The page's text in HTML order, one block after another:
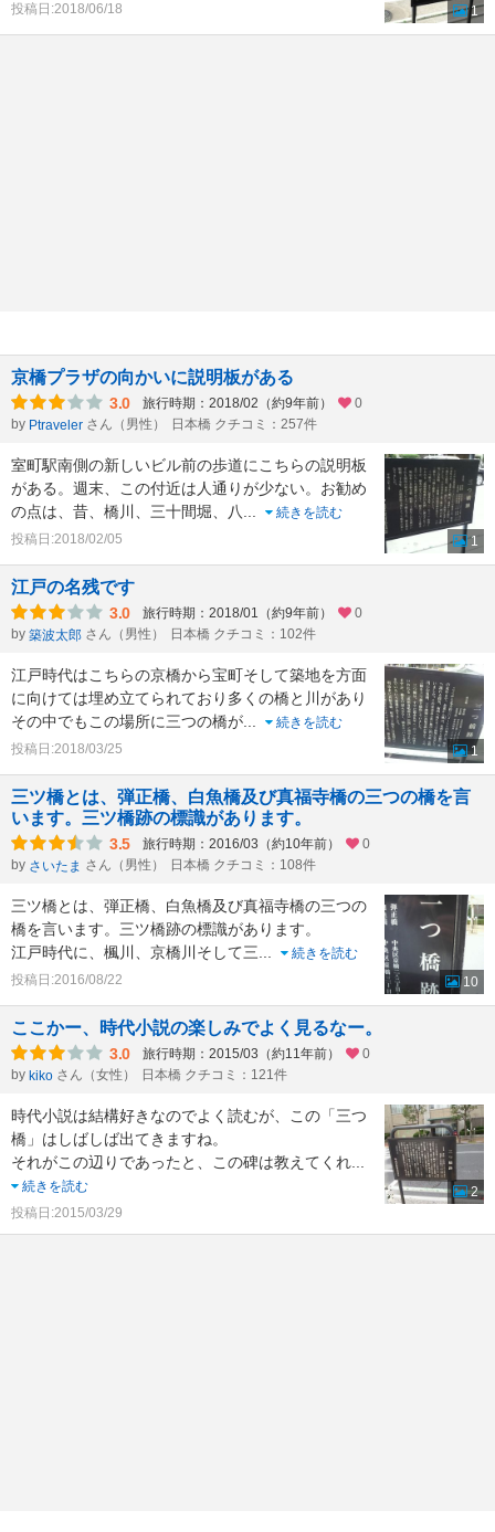
投稿日:2018/06/18
1
京橋プラザの向かいに説明板がある
3.0 旅行時期：2018/02（約9年前）
0
by Ptraveler さん（男性） 日本橋 クチコミ：257件
室町駅南側の新しいビル前の歩道にこちらの説明板
がある。週末、この付近は人通りが少ない。お勧め
の点は、昔、橋川、三十間堀、八...
続きを読む
投稿日:2018/02/05
1
江戸の名残です
3.0 旅行時期：2018/01（約9年前）
0
by 築波太郎 さん（男性） 日本橋 クチコミ：102件
江戸時代はこちらの京橋から宝町そして築地を方面
に向けては埋め立てられており多くの橋と川があり
その中でもこの場所に三つの橋が...
続きを読む
投稿日:2018/03/25
1
三ツ橋とは、弾正橋、白魚橋及び真福寺橋の三つの橋を言
います。三ツ橋跡の標識があります。
3.5 旅行時期：2016/03（約10年前）
0
by さいたま さん（男性） 日本橋 クチコミ：108件
三ツ橋とは、弾正橋、白魚橋及び真福寺橋の三つの
橋を言います。三ツ橋跡の標識があります。
江戸時代に、楓川、京橋川そして三...
続きを読む
投稿日:2016/08/22
10
ここかー、時代小説の楽しみでよく見るなー。
3.0 旅行時期：2015/03（約11年前）
0
by kiko さん（女性） 日本橋 クチコミ：121件
時代小説は結構好きなのでよく読むが、この「三つ
橋」はしばしば出てきますね。
それがこの辺りであったと、この碑は教えてくれ...
続きを読む
投稿日:2015/03/29
2